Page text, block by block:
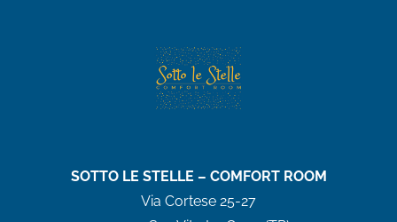
SOTTO LE STELLE – COMFORT ROOM
Via Cortese 25-27